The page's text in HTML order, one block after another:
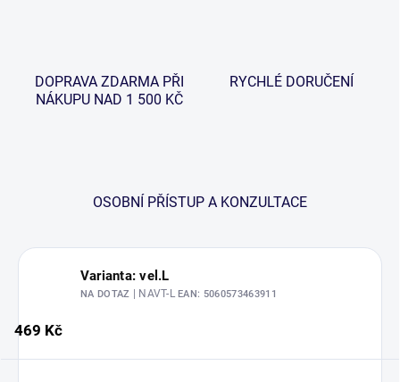
DOPRAVA ZDARMA PŘI
NÁKUPU NAD 1 500 KČ
RYCHLÉ DORUČENÍ
OSOBNÍ PŘÍSTUP A KONZULTACE
Varianta: vel.L
NA DOTAZ | NAVT-LEAN: 5060573463911
469 Kč